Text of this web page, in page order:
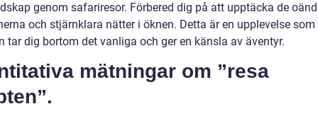
genom safariresor. Förbered dig på att upptäcka de
och stjärnklara nätter i öknen. Detta är en upplevelse som
tar dig bortom det vanliga och ger en känsla av äventyr.
mätningar om ”resa